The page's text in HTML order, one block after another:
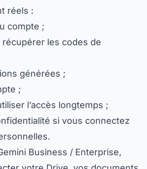
réels :
compte ;
les codes de
générées ;
;
l’accès longtemps ;
si vous connectez
Business / Enterprise,
votre Drive, vos documents